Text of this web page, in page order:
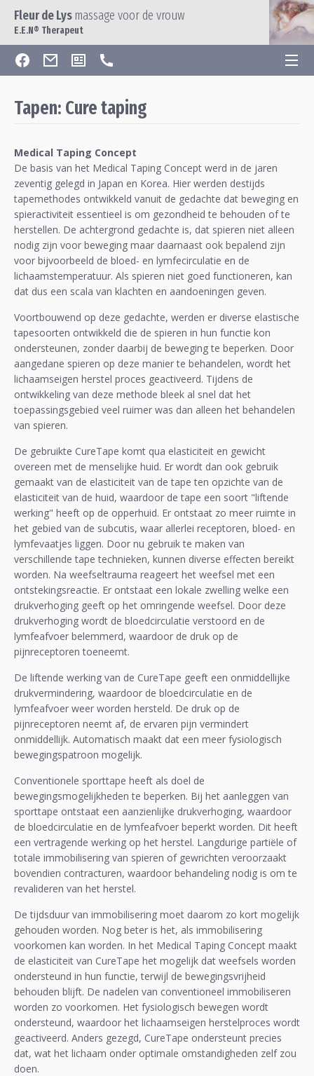
Fleur de Lys massage voor de vrouw
E.E.N® Therapeut
Tapen: Cure taping
Medical Taping Concept
De basis van het Medical Taping Concept werd in de jaren
zeventig gelegd in Japan en Korea. Hier werden destijds
tapemethodes ontwikkeld vanuit de gedachte dat beweging en
spieractiviteit essentieel is om gezondheid te behouden of te
herstellen. De achtergrond gedachte is, dat spieren niet alleen
nodig zijn voor beweging maar daarnaast ook bepalend zijn
voor bijvoorbeeld de bloed- en lymfecirculatie en de
lichaamstemperatuur. Als spieren niet goed functioneren, kan
dat dus een scala van klachten en aandoeningen geven.
Voortbouwend op deze gedachte, werden er diverse elastische
tapesoorten ontwikkeld die de spieren in hun functie kon
ondersteunen, zonder daarbij de beweging te beperken. Door
aangedane spieren op deze manier te behandelen, wordt het
lichaamseigen herstel proces geactiveerd. Tijdens de
ontwikkeling van deze methode bleek al snel dat het
toepassingsgebied veel ruimer was dan alleen het behandelen
van spieren.
De gebruikte CureTape komt qua elasticiteit en gewicht
overeen met de menselijke huid. Er wordt dan ook gebruik
gemaakt van de elasticiteit van de tape ten opzichte van de
elasticiteit van de huid, waardoor de tape een soort "liftende
werking" heeft op de opperhuid. Er ontstaat zo meer ruimte in
het gebied van de subcutis, waar allerlei receptoren, bloed- en
lymfevaatjes liggen. Door nu gebruik te maken van
verschillende tape technieken, kunnen diverse effecten bereikt
worden. Na weefseltrauma reageert het weefsel met een
ontstekingsreactie. Er ontstaat een lokale zwelling welke een
drukverhoging geeft op het omringende weefsel. Door deze
drukverhoging wordt de bloedcirculatie verstoord en de
lymfeafvoer belemmerd, waardoor de druk op de
pijnreceptoren toeneemt.
De liftende werking van de CureTape geeft een onmiddellijke
drukvermindering, waardoor de bloedcirculatie en de
lymfeafvoer weer worden hersteld. De druk op de
pijnreceptoren neemt af, de ervaren pijn vermindert
onmiddellijk. Automatisch maakt dat een meer fysiologisch
bewegingspatroon mogelijk.
Conventionele sporttape heeft als doel de
bewegingsmogelijkheden te beperken. Bij het aanleggen van
sporttape ontstaat een aanzienlijke drukverhoging, waardoor
de bloedcirculatie en de lymfeafvoer beperkt worden. Dit heeft
een vertragende werking op het herstel. Langdurige partiële of
totale immobilisering van spieren of gewrichten veroorzaakt
bovendien contracturen, waardoor behandeling nodig is om te
revalideren van het herstel.
De tijdsduur van immobilisering moet daarom zo kort mogelijk
gehouden worden. Nog beter is het, als immobilisering
voorkomen kan worden. In het Medical Taping Concept maakt
de elasticiteit van CureTape het mogelijk dat weefsels worden
ondersteund in hun functie, terwijl de bewegingsvrijheid
behouden blijft. De nadelen van conventioneel immobiliseren
worden zo voorkomen. Het fysiologisch bewegen wordt
ondersteund, waardoor het lichaamseigen herstelproces wordt
geactiveerd. Anders gezegd, CureTape ondersteunt precies
dat, wat het lichaam onder optimale omstandigheden zelf zou
doen.